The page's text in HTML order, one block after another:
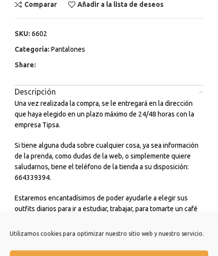
Utilizamos cookies para optimizar nuestro sitio web y nuestro servicio.
Comparar Añadir a la lista de deseos
SKU: 6602
Categoría: Pantalones
Share:
Descripción
Una vez realizada la compra, se le entregará en la dirección
que haya elegido en un plazo máximo de 24/48 horas con la
empresa Tipsa.
Si tiene alguna duda sobre cualquier cosa, ya sea información
de la prenda, como dudas de la web, o simplemente quiere
saludarnos, tiene el teléfono de la tienda a su disposición:
664339394.
Estaremos encantadísimos de poder ayudarle a elegir sus
outfits diarios para ir a estudiar, trabajar, para tomarte un café
tengas. No dudes en consultarnos.
Estamos muy agradecidos de que hayas elegido nuestra